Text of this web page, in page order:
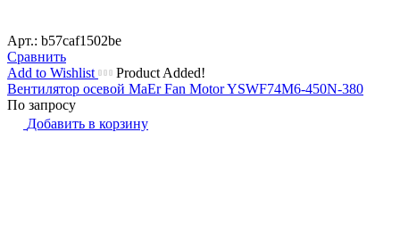
Арт.: b57caf1502be
Сравнить
Add to Wishlist
Product Added!
Вентилятор осевой MaEr Fan Motor YSWF74M6-450N-380
По запросу
Добавить в корзину